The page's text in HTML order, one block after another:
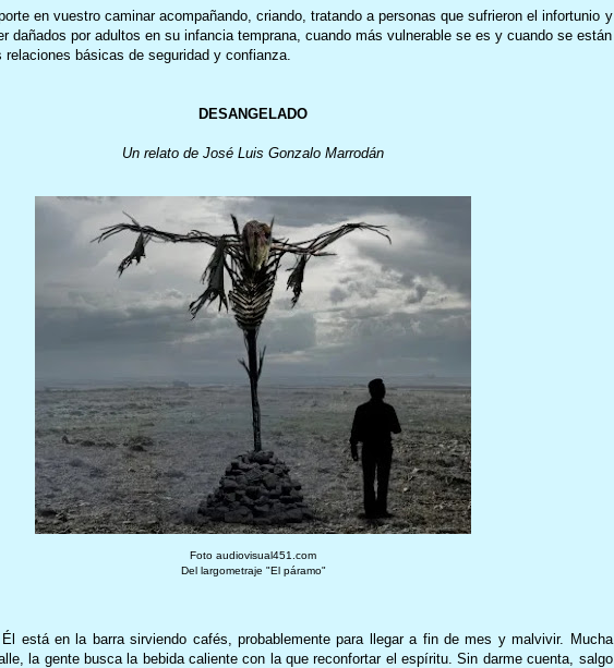
en vuestro caminar acompañando, criando, tratando a personas que sufrieron el infortunio y
dañados por adultos en su infancia temprana, cuando más vulnerable se es y cuando se están
relaciones básicas de seguridad y confianza.
DESANGELADO
Un relato de José Luis Gonzalo Marrodán
Foto audiovisual451.com
Del largometraje "El páramo"
está en la barra sirviendo cafés, probablemente para llegar a fin de mes y malvivir. Mucha
la gente busca la bebida caliente con la que reconfortar el espíritu. Sin darme cuenta, salgo